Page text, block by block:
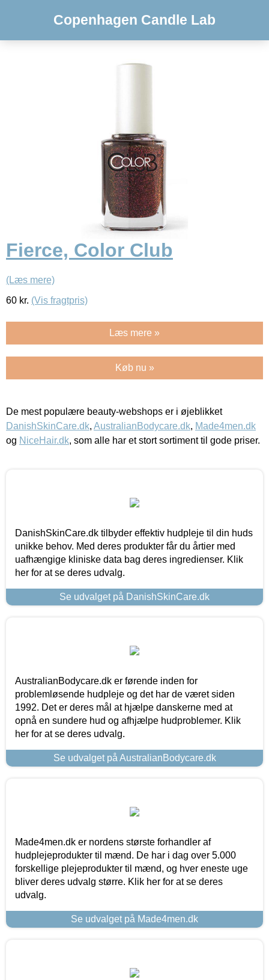
Copenhagen Candle Lab
Fierce, Color Club
(Læs mere)
60 kr. (Vis fragtpris)
Læs mere »
Køb nu »
De mest populære beauty-webshops er i øjeblikket
DanishSkinCare.dk, AustralianBodycare.dk, Made4men.dk
og NiceHair.dk, som alle har et stort sortiment til gode priser.
DanishSkinCare.dk tilbyder effektiv hudpleje til din huds
unikke behov. Med deres produkter får du årtier med
uafhængige kliniske data bag deres ingredienser. Klik
her for at se deres udvalg.
Se udvalget på DanishSkinCare.dk
AustralianBodycare.dk er førende inden for
problemløsende hudpleje og det har de været siden
1992. Det er deres mål at hjælpe danskerne med at
opnå en sundere hud og afhjælpe hudproblemer. Klik
her for at se deres udvalg.
Se udvalget på AustralianBodycare.dk
Made4men.dk er nordens største forhandler af
hudplejeprodukter til mænd. De har i dag over 5.000
forskellige plejeprodukter til mænd, og hver eneste uge
bliver deres udvalg større. Klik her for at se deres
udvalg.
Se udvalget på Made4men.dk